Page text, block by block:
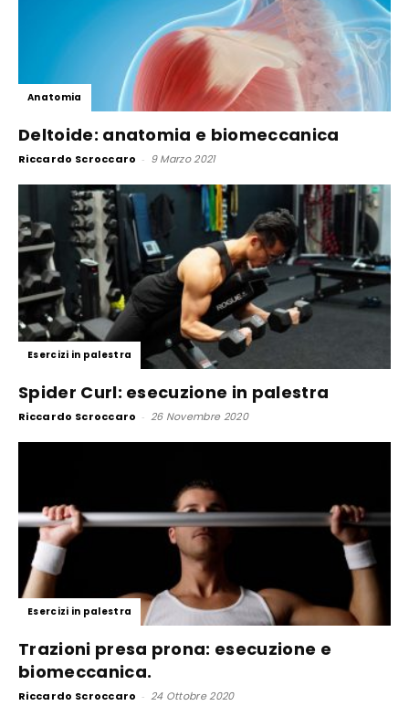
Anatomia
Deltoide: anatomia e biomeccanica
Riccardo Scroccaro - 9 Marzo 2021
Esercizi in palestra
Spider Curl: esecuzione in palestra
Riccardo Scroccaro - 26 Novembre 2020
Esercizi in palestra
Trazioni presa prona: esecuzione e
biomeccanica.
Riccardo Scroccaro - 24 Ottobre 2020